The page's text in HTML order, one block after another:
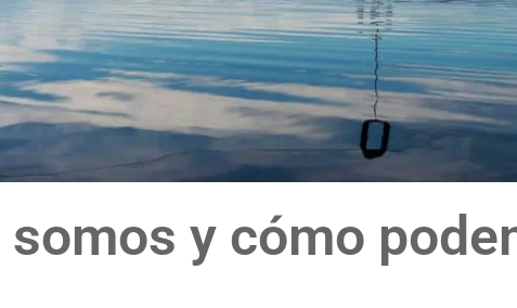
somos y cómo